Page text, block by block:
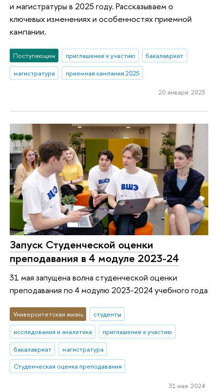
и магистратуры в 2025 году. Рассказываем о
ключевых изменениях и особенностях приемной
кампании.
Поступающим приглашение к участию
бакалавриат
магистратура
приемная кампания 2025
20 января 2025
Запуск Студенческой оценки
преподавания в 4 модуле 2023-24
31 мая запущена волна студенческой оценки
преподавания по 4 модулю 2023-2024 учебного года
Университетская жизнь
студенты
исследования и аналитика
приглашение к участию
бакалавриат
магистратура
Студенческая оценка преподавания
31 мая 2024